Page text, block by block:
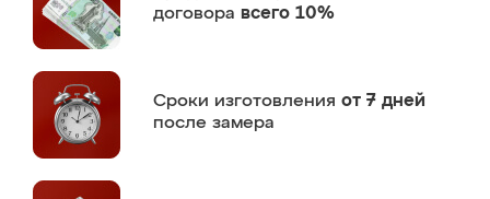
договора всего 10%
Сроки изготовления от 7 дней
после замера